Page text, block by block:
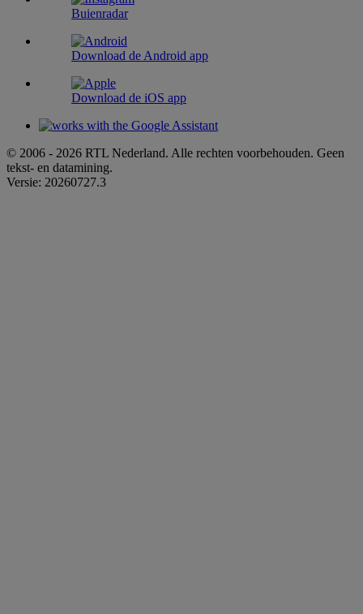
Buienradar
Download de Android app
Download de iOS app
© 2006 - 2026 RTL Nederland. Alle rechten voorbehouden. Geen
tekst- en datamining.
Versie: 20260727.3